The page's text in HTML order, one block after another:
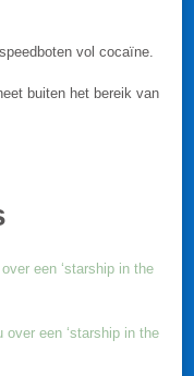
vol cocaïne.
buiten het bereik van
een ‘starship in the
een ‘starship in the